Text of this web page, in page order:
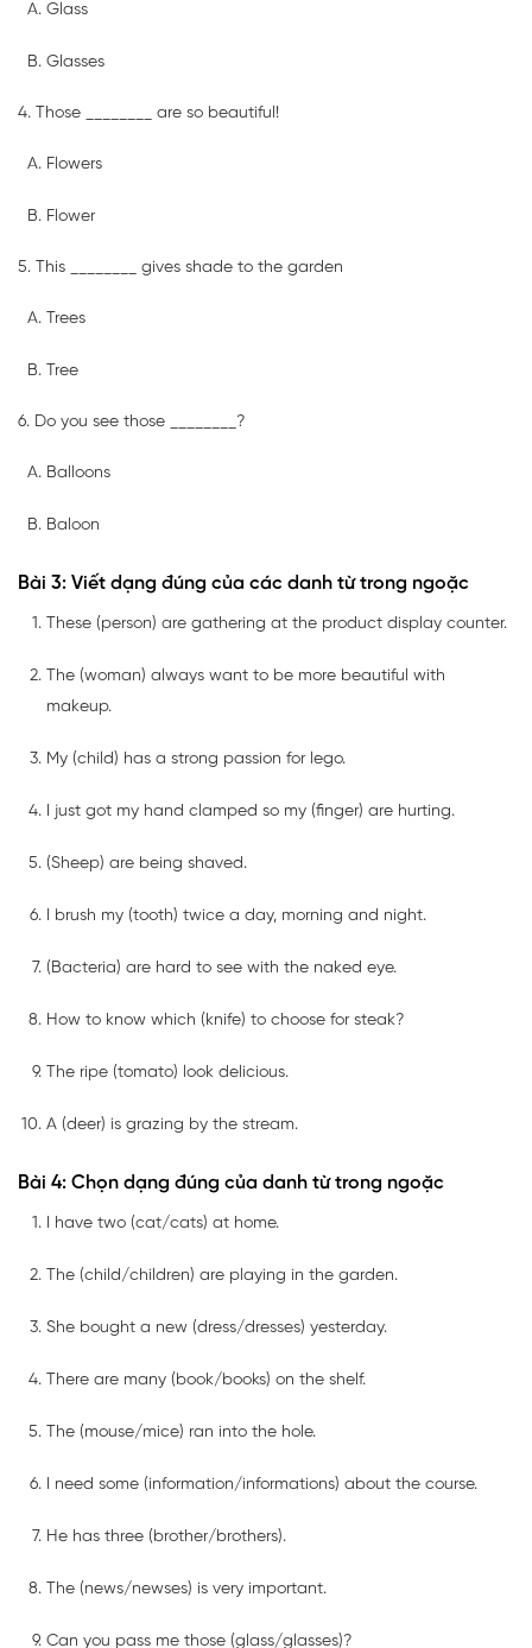
Glass
Glasses
4. Those ________ are so beautiful!
Flowers
Flower
5. This ________ gives shade to the garden
Trees
Tree
6. Do you see those ________?
Balloons
Baloon
Bài 3: Viết dạng đúng của các danh từ trong ngoặc
These (person) are gathering at the product display counter.
The (woman) always want to be more beautiful with
makeup.
My (child) has a strong passion for lego.
I just got my hand clamped so my (finger) are hurting.
(Sheep) are being shaved.
I brush my (tooth) twice a day, morning and night.
(Bacteria) are hard to see with the naked eye.
How to know which (knife) to choose for steak?
The ripe (tomato) look delicious.
A (deer) is grazing by the stream.
Bài 4: Chọn dạng đúng của danh từ trong ngoặc
I have two (cat/cats) at home.
The (child/children) are playing in the garden.
She bought a new (dress/dresses) yesterday.
There are many (book/books) on the shelf.
The (mouse/mice) ran into the hole.
I need some (information/informations) about the course.
He has three (brother/brothers).
The (news/newses) is very important.
Can you pass me those (glass/glasses)?